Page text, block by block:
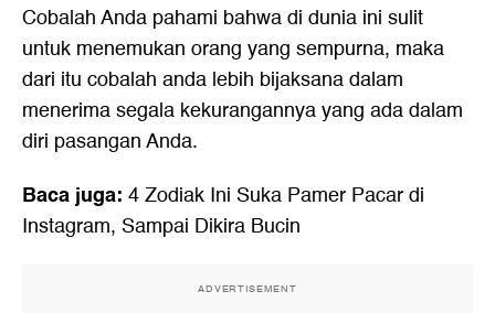
Cobalah Anda pahami bahwa di dunia ini sulit
untuk menemukan orang yang sempurna, maka
dari itu cobalah anda lebih bijaksana dalam
menerima segala kekurangannya yang ada dalam
diri pasangan Anda.
Baca juga: 4 Zodiak Ini Suka Pamer Pacar di
Instagram, Sampai Dikira Bucin
ADVERTISEMENT